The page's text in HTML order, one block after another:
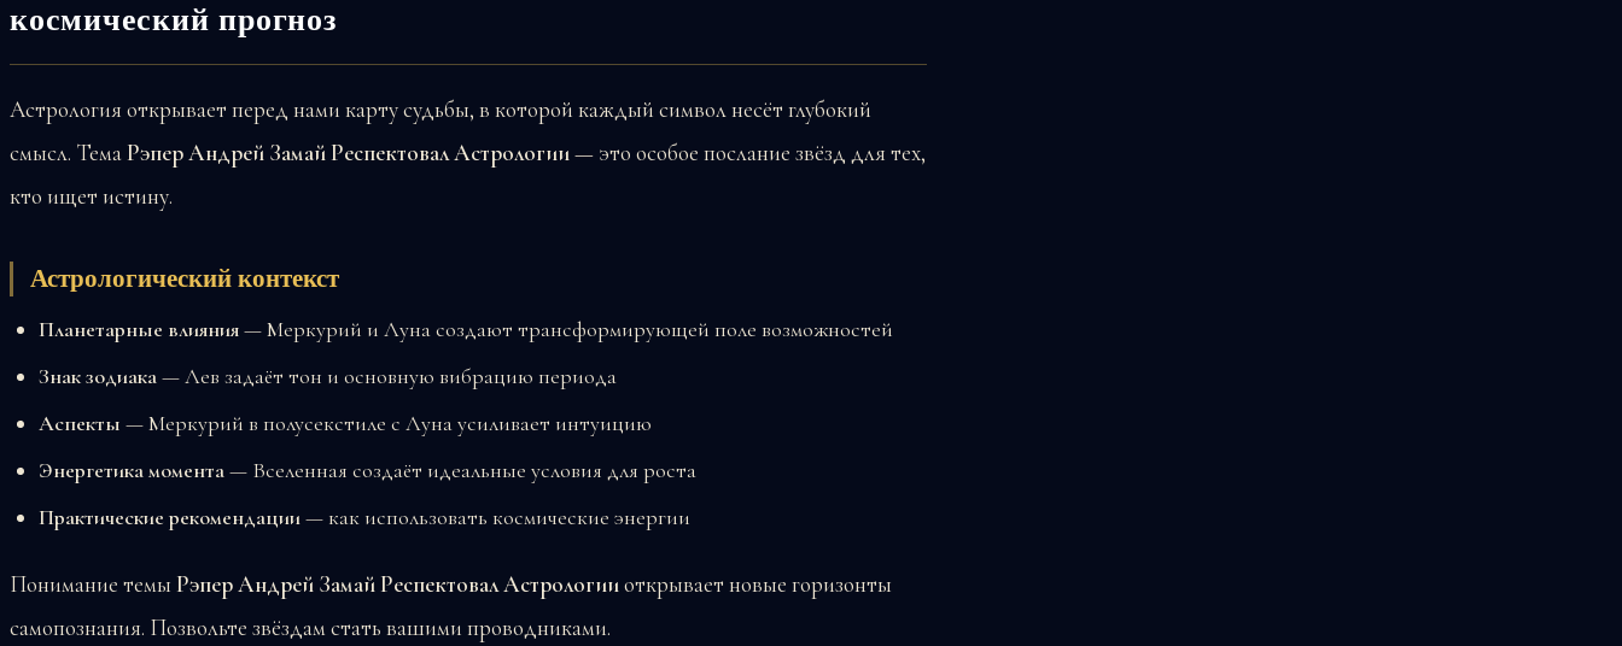
космический прогноз
Астрология открывает перед нами карту судьбы, в которой каждый символ несёт глубокий
смысл. ТемаРэпер Андрей Замай Респектовал Астрологии— это особое послание звёзд для тех,
кто ищет истину.
Астрологический контекст
Планетарные влияния— Меркурий и Луна создают трансформирующей поле возможностей
Знак зодиака— Лев задаёт тон и основную вибрацию периода
Аспекты — Меркурий в полусекстиле с Луна усиливает интуицию
Энергетика момента— Вселенная создаёт идеальные условия для роста
Практические рекомендации— как использовать космические энергии
Понимание темы Рэпер Андрей Замай Респектовал Астрологииоткрывает новые горизонты
самопознания. Позвольте звёздам стать вашими проводниками.